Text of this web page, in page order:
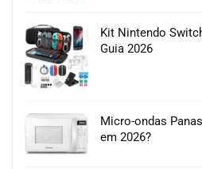
Kit Nintendo
Guia 2026
Micro-ondas
em 2026?